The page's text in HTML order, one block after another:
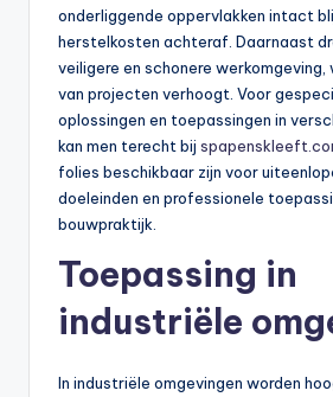
onderliggende oppervlakken intact
herstelkosten achteraf. Daarnaast
veiligere en schonere
van projecten verhoogt. Voor
oplossingen en toepassingen in
kan men terecht bij
folies beschikbaar zijn voor
doeleinden en professionele
bouwpraktijk.
Toepassing in
industriële
In industriële omgevingen worden